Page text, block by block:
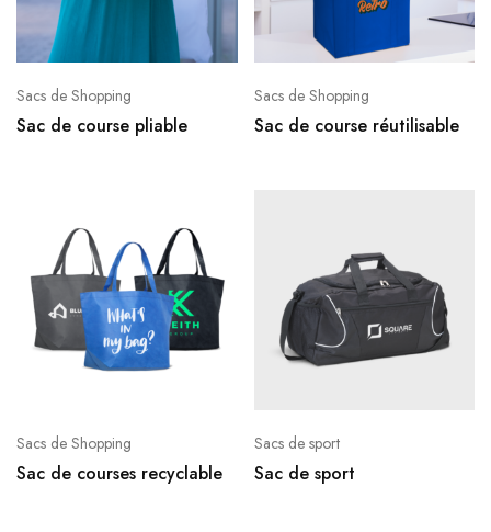
Sacs de Shopping
Sac de course pliable
Sacs de Shopping
Sac de course réutilisable
Sacs de Shopping
Sac de courses recyclable
Sacs de sport
Sac de sport